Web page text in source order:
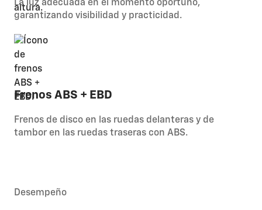
La luz adecuada en el momento oportuno,
garantizando visibilidad y practicidad.
Frenos ABS + EBD
Frenos de disco en las ruedas delanteras y de
tambor en las ruedas traseras con ABS.
Desempeño